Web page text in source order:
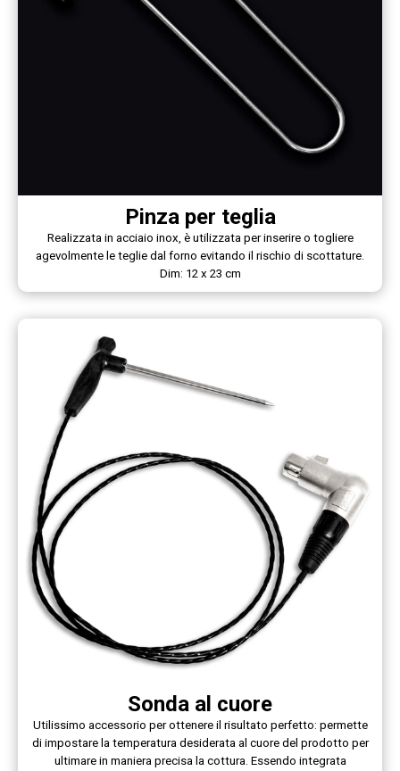
Pinza per teglia
Realizzata in acciaio inox, è utilizzata per inserire o togliere
agevolmente le teglie dal forno evitando il rischio di scottature.
Dim: 12 x 23 cm
Sonda al cuore
Utilissimo accessorio per ottenere il risultato perfetto: permette
di impostare la temperatura desiderata al cuore del prodotto per
ultimare in maniera precisa la cottura. Essendo integrata